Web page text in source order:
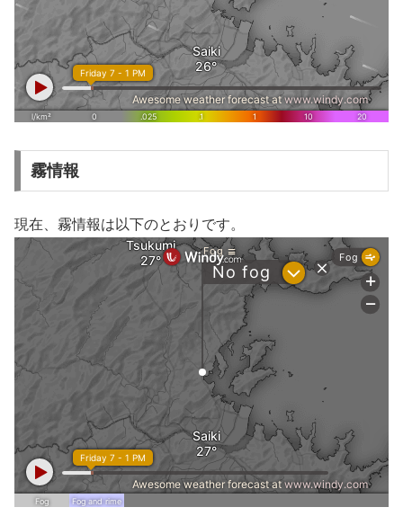
霧情報
現在、霧情報は以下のとおりです。